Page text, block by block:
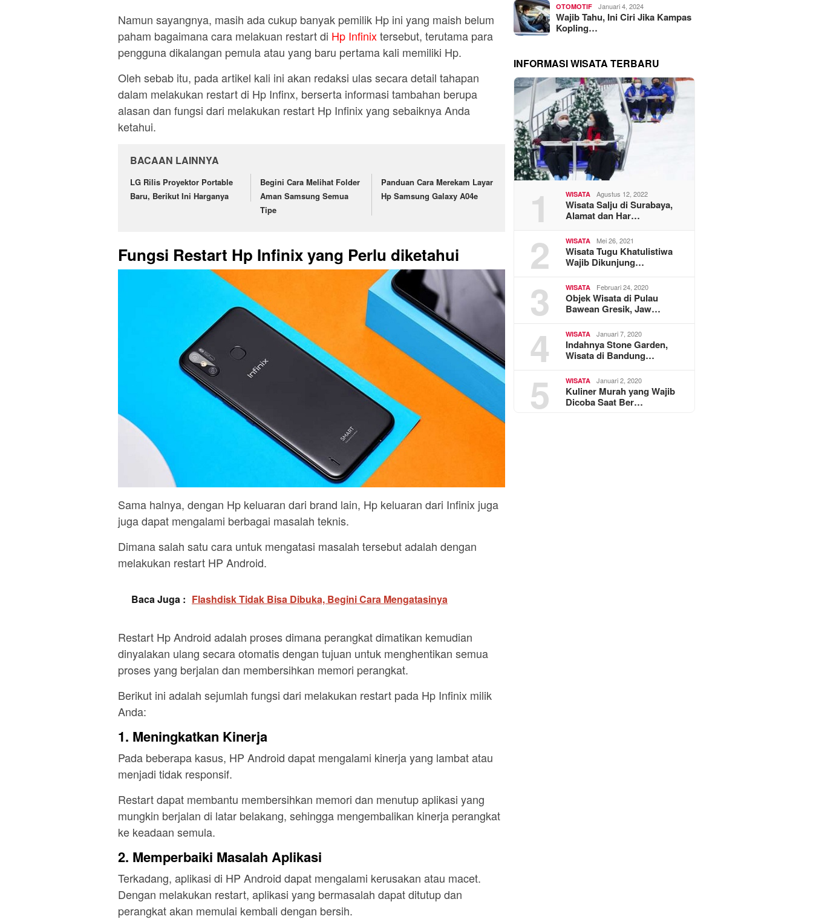
Namun sayangnya, masih ada cukup banyak pemilik Hp ini yang maish belum
paham bagaimana cara melakuan restart di Hp Infinixtersebut, terutama para
pengguna dikalangan pemula atau yang baru pertama kali memiliki Hp.
Oleh sebab itu, pada artikel kali ini akan redaksi ulas secara detail tahapan
dalam melakukan restart di Hp Infinx, berserta informasi tambahan berupa
alasan dan fungsi dari melakukan restart Hp Infinix yang sebaiknya Anda
ketahui.
BACAAN LAINNYA
LG Rilis Proyektor Portable
Baru, Berikut Ini Harganya
Begini Cara Melihat Folder
Aman Samsung Semua
Tipe
Panduan Cara Merekam Layar
Hp Samsung Galaxy A04e
Fungsi Restart Hp Infinix yang Perlu diketahui
Sama halnya, dengan Hp keluaran dari brand lain, Hp keluaran dari Infinix juga
juga dapat mengalami berbagai masalah teknis.
Dimana salah satu cara untuk mengatasi masalah tersebut adalah dengan
melakukan restart HP Android.
Baca Juga : Flashdisk Tidak Bisa Dibuka, Begini Cara Mengatasinya
Restart Hp Android adalah proses dimana perangkat dimatikan kemudian
dinyalakan ulang secara otomatis dengan tujuan untuk menghentikan semua
proses yang berjalan dan membersihkan memori perangkat.
Berikut ini adalah sejumlah fungsi dari melakukan restart pada Hp Infinix milik
Anda:
1. Meningkatkan Kinerja
Pada beberapa kasus, HP Android dapat mengalami kinerja yang lambat atau
menjadi tidak responsif.
Restart dapat membantu membersihkan memori dan menutup aplikasi yang
mungkin berjalan di latar belakang, sehingga mengembalikan kinerja perangkat
ke keadaan semula.
2. Memperbaiki Masalah Aplikasi
Terkadang, aplikasi di HP Android dapat mengalami kerusakan atau macet.
Dengan melakukan restart, aplikasi yang bermasalah dapat ditutup dan
perangkat akan memulai kembali dengan bersih.
OTOMOTIF Januari 4, 2024
Wajib Tahu, Ini Ciri Jika Kampas
Kopling…
INFORMASI WISATA TERBARU
1 WISATA Agustus 12, 2022
Wisata Salju di Surabaya,
Alamat dan Har…
2 WISATA Mei 26, 2021
Wisata Tugu Khatulistiwa
Wajib Dikunjung…
3 WISATA Februari 24, 2020
Objek Wisata di Pulau
Bawean Gresik, Jaw…
4 WISATA Januari 7, 2020
Indahnya Stone Garden,
Wisata di Bandung…
5 WISATA Januari 2, 2020
Kuliner Murah yang Wajib
Dicoba Saat Ber…